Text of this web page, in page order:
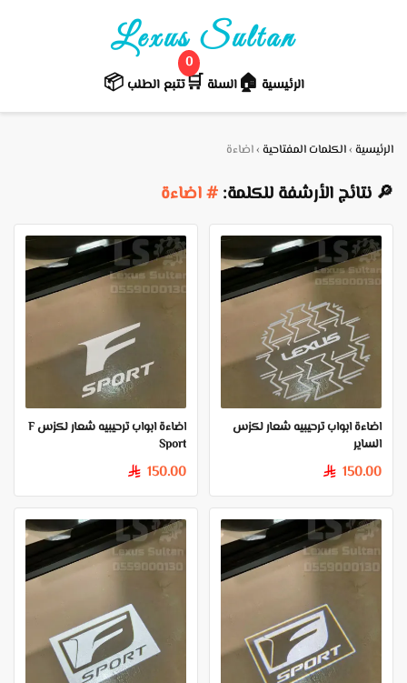
Lexus Sultan
الرئيسية 🏠السلة 🛒️
0
تتبع الطلب📦
الرئيسية ›الكلمات المفتاحية ›اضاءة
🔎 نتائج الأرشفة للكلمة: # اضاءة
اضاءة ابواب ترحيبيه شعار لكزس
الساير
150.00
§
اضاءة ابواب ترحيبيه شعار لكزس F
Sport
150.00
§